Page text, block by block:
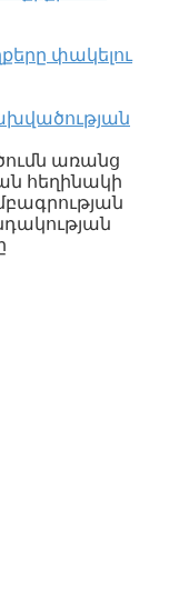
փակելու
առանց
հեղինակի